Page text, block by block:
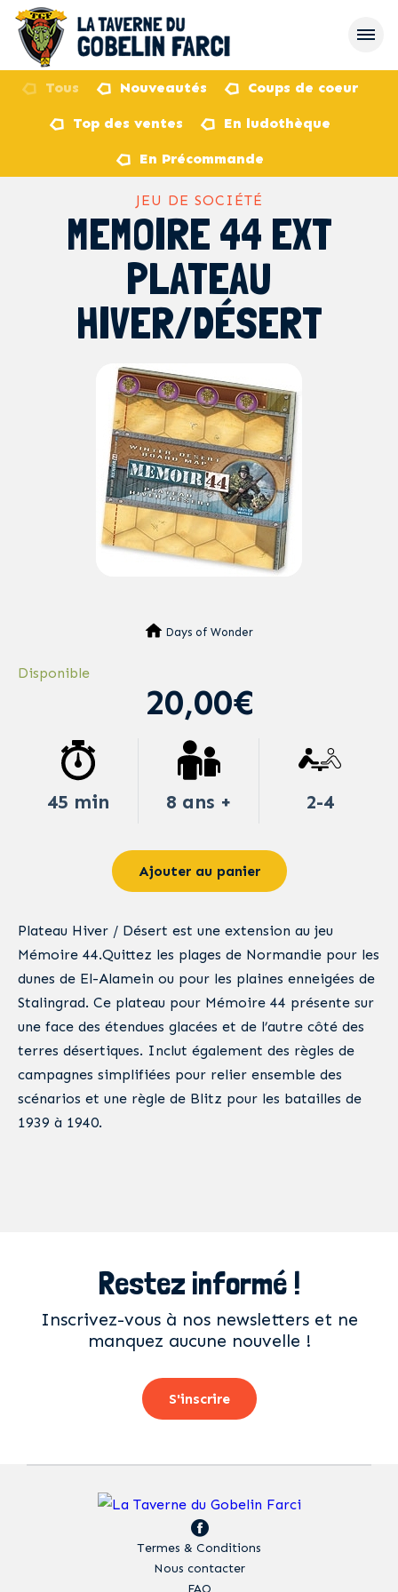
Tous Nouveautés Coups de coeur
Top des ventes En ludothèque
En Précommande
JEU DE SOCIÉTÉ
MEMOIRE 44 EXT
PLATEAU
HIVER/DÉSERT
Days of Wonder
Disponible
20,00€
45 min 8 ans + 2-4
Ajouter au panier
Plateau Hiver / Désert est une extension au jeu
Mémoire 44.Quittez les plages de Normandie pour les
dunes de El-Alamein ou pour les plaines enneigées de
Stalingrad. Ce plateau pour Mémoire 44 présente sur
une face des étendues glacées et de l’autre côté des
terres désertiques. Inclut également des règles de
campagnes simplifiées pour relier ensemble des
scénarios et une règle de Blitz pour les batailles de
1939 à 1940.
Restez informé !
Inscrivez-vous à nos newsletters et ne
manquez aucune nouvelle !
S'inscrire
Termes & Conditions
Nous contacter
FAQ